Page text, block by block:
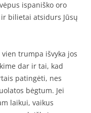
ispaniško oro
bilietai atsidurs Jūsų
trumpa išvyka jos
dar ir tai, kad
patingėti, nes
bėgtum. Jei
laikui, vaikus